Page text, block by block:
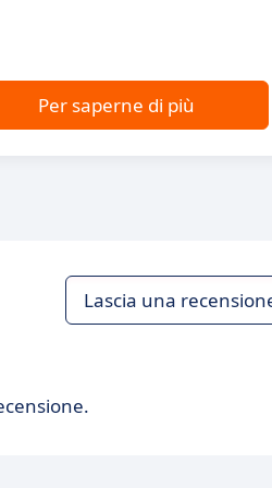
Per saperne di più
Lascia una